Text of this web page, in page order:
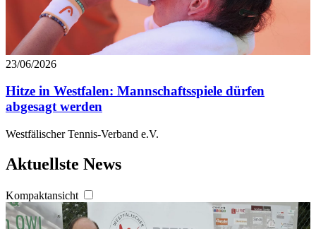
23/06/2026
Hitze in Westfalen: Mannschaftsspiele dürfen
abgesagt werden
Westfälischer Tennis-Verband e.V.
Aktuellste News
Kompaktansicht